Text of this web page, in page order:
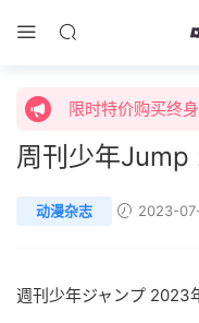
限时特价购买终
限时特价购买终
周刊少年
动漫杂志 2023-
週刊少年ジャンプ 2023